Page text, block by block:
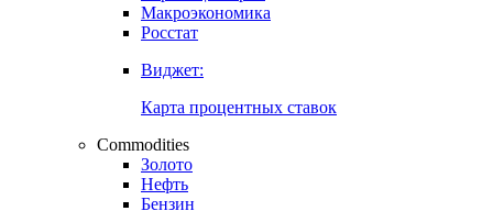
Возможность создания своего индекса
Страницы стран
Росстат
Виджет:
Карта процентных ставок